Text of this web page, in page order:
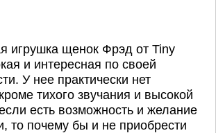
игрушка щенок Фрэд от Tiny
и интересная по своей
У нее практически нет
тихого звучания и высокой
есть возможность и желание
то почему бы и не приобрести